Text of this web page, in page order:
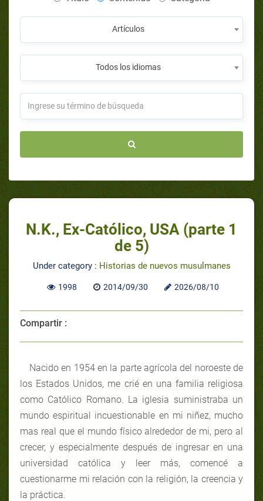
Artículos
Todos los idiomas
N.K., Ex-Católico, USA (parte 1
de 5)
Under category : Historias de nuevos musulmanes
1998 2014/09/30 2026/08/10
Compartir :
Nacido en 1954 en la parte agrícola del noroeste de
los Estados Unidos, me crié en una familia religiosa
como Católico Romano. La iglesia suministraba un
mundo espiritual incuestionable en mi niñez, mucho
mas real que el mundo físico alrededor de mi, pero al
crecer, y especialmente después de ingresar en una
universidad católica y leer más, comencé a
cuestionarme mi relación con la religión, la creencia y
la práctica.